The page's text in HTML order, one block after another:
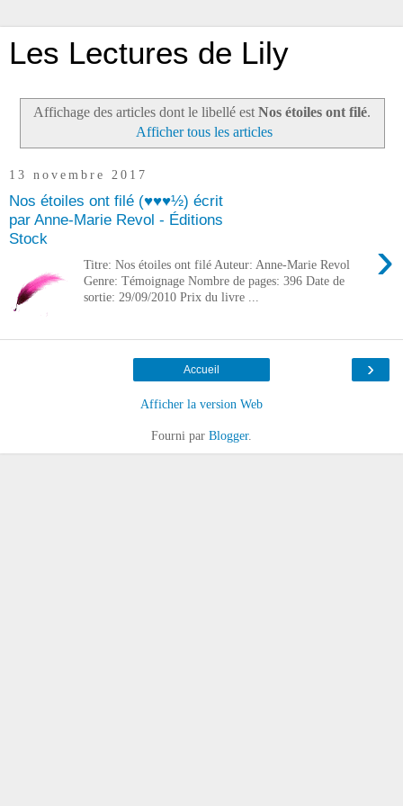
Les Lectures de Lily
Affichage des articles dont le libellé est Nos étoiles ont filé.
Afficher tous les articles
13 novembre 2017
Nos étoiles ont filé (♥♥♥½) écrit
par Anne-Marie Revol - Éditions
Stock
›
Titre: Nos étoiles ont filé Auteur: Anne-Marie Revol
Genre: Témoignage Nombre de pages: 396 Date de
sortie: 29/09/2010 Prix du livre ...
›
Accueil
Afficher la version Web
Fourni par Blogger.